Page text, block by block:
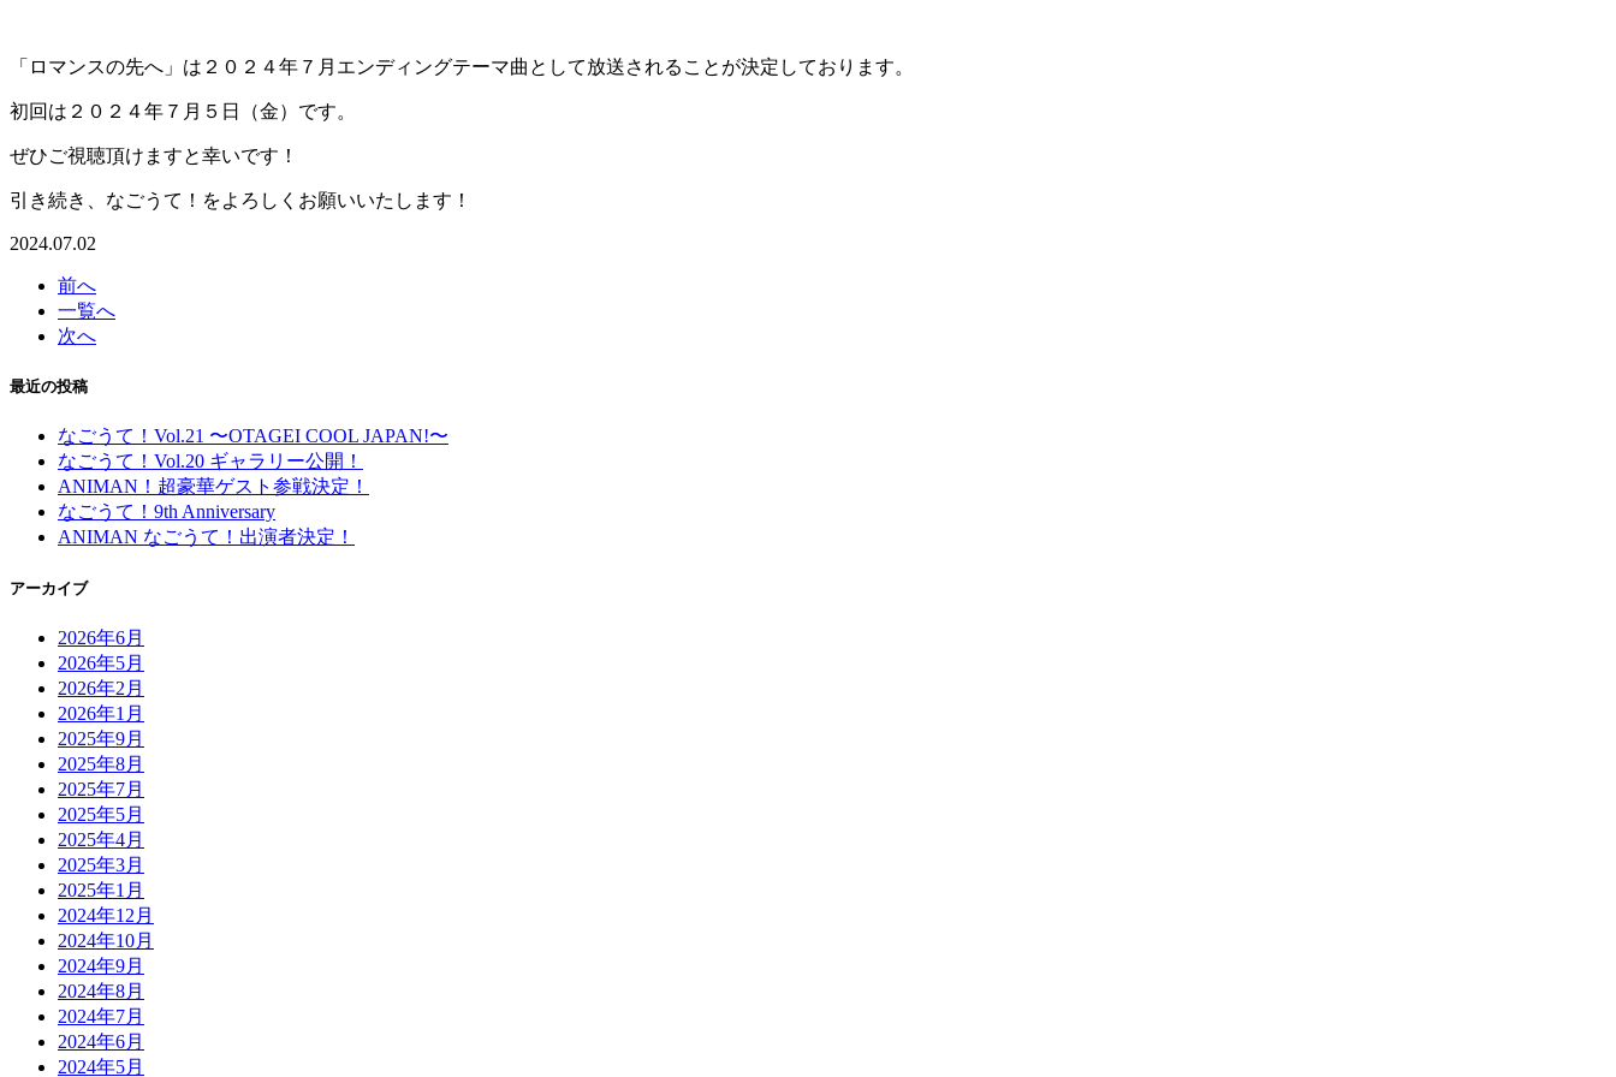
「ロマンスの先へ」は２０２４年７月エンディングテーマ曲として放送されることが決定しております。
初回は２０２４年７月５日（金）です。
ぜひご視聴頂けますと幸いです！
引き続き、なごうて！をよろしくお願いいたします！
2024.07.02
前へ
一覧へ
次へ
最近の投稿
なごうて！Vol.21 〜OTAGEI COOL JAPAN!〜
なごうて！Vol.20 ギャラリー公開！
ANIMAN！超豪華ゲスト参戦決定！
なごうて！9th Anniversary
ANIMAN なごうて！出演者決定！
アーカイブ
2026年6月
2026年5月
2026年2月
2026年1月
2025年9月
2025年8月
2025年7月
2025年5月
2025年4月
2025年3月
2025年1月
2024年12月
2024年10月
2024年9月
2024年8月
2024年7月
2024年6月
2024年5月